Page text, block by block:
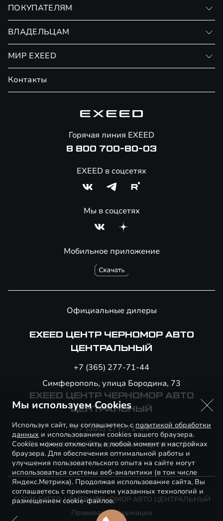
TXL
ПОКУПАТЕЛЯМ
Страхование
ВЛАДЕЛЬЦАМ
Официальный сервис
Онлайн-магазин аксессуаров
МИР EXEED
Контакты
Мобильное приложение
Горячая линия EXEED
8 800 700-80-03
EXEED в соцсетях
Мы в соцсетях
Официальные дилеры
EXEED ЦЕНТР ЧЕРНОМОР АВТО
ЦЕНТРАЛЬНЫЙ
+7 (365) 277-71-44
Симферополь, улица Бородина, 73
EXEED ЦЕНТР ЧЕРНОМОР АВТО
ЦЕНТРАЛЬНЫЙ
+7 (365) 277-71-44
Симферополь, Задорожный переулок, 3/4
© 2026 EXEED ЦЕНТР ЧЕРНОМОР АВТО ЦЕНТРАЛЬНЫЙ
Правовая информация
Мы используем Cookies
Используя сайт, вы соглашаетесь с политикой обработки
данных и использованием cookies вашего браузера.
Cookies можно отключить в любой момент в настройках
браузера. Для обеспечения оптимальной работы и
улучшения пользовательского опыта на сайте могут
использоваться системы веб-аналитики (в том числе
Яндекс.Метрика). Продолжая использование сайта, Вы
соглашаетесь с применением указанных технологий и
размещением cookie-файлов.